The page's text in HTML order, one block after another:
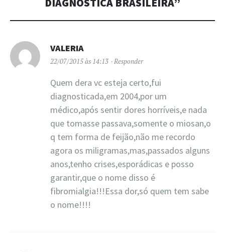
VALERIA
22/07/2015 às 14:13 Responder
Quem dera vc esteja certo,fui
diagnosticada,em 2004,por um
médico,após sentir dores horríveis,e nada
que tomasse passava,somente o miosan,o
q tem forma de feijão,não me recordo
agora os miligramas,mas,passados alguns
anos,tenho crises,esporádicas e posso
garantir,que o nome disso é
fibromialgia!!!Essa dor,só quem tem sabe
o nome!!!!